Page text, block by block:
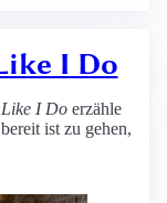
I Do
Like I Do erzähle
ist zu gehen,